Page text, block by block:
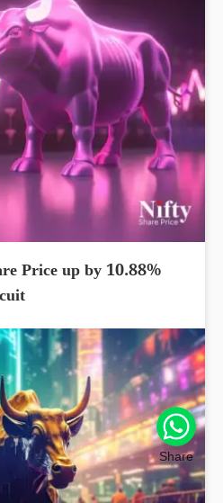
Price up by 10.88%
Share